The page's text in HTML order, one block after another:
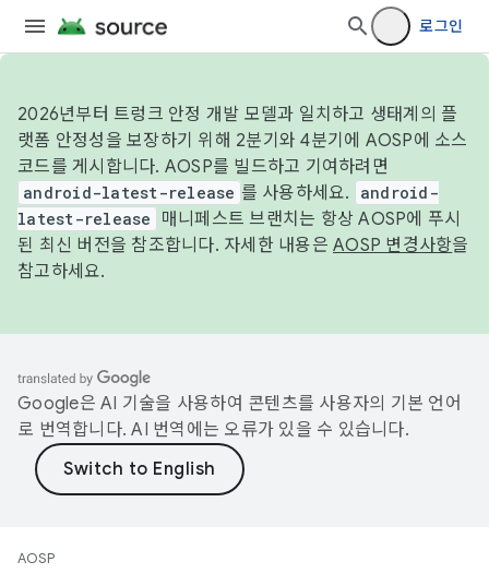
로그인
2026년부터 트렁크 안정 개발 모델과 일치하고 생태계의 플
랫폼 안정성을 보장하기 위해 2분기와 4분기에 AOSP에 소스
코드를 게시합니다. AOSP를 빌드하고 기여하려면
android-latest-release 를 사용하세요.
android-
latest-release
매니페스트 브랜치는 항상 AOSP에 푸시
된 최신 버전을 참조합니다. 자세한 내용은 AOSP 변경사항을
참고하세요.
Google은 AI 기술을 사용하여 콘텐츠를 사용자의 기본 언어
로 번역합니다. AI 번역에는 오류가 있을 수 있습니다.
AOSP